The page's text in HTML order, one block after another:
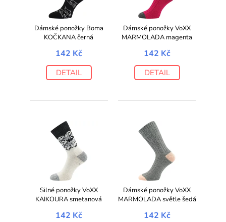
Dámské ponožky Boma
KOČKANA černá
142 Kč
DETAIL
Dámské ponožky VoXX
MARMOLADA magenta
142 Kč
DETAIL
Silné ponožky VoXX
KAIKOURA smetanová
142 Kč
Dámské ponožky VoXX
MARMOLADA světle šedá
142 Kč